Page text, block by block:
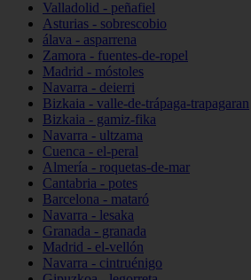
Valladolid - peñafiel
Asturias - sobrescobio
álava - asparrena
Zamora - fuentes-de-ropel
Madrid - móstoles
Navarra - deierri
Bizkaia - valle-de-trápaga-trapagaran
Bizkaia - gamiz-fika
Navarra - ultzama
Cuenca - el-peral
Almería - roquetas-de-mar
Cantabria - potes
Barcelona - mataró
Navarra - lesaka
Granada - granada
Madrid - el-vellón
Navarra - cintruénigo